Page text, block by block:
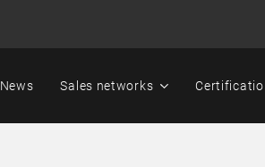
News Sales networks